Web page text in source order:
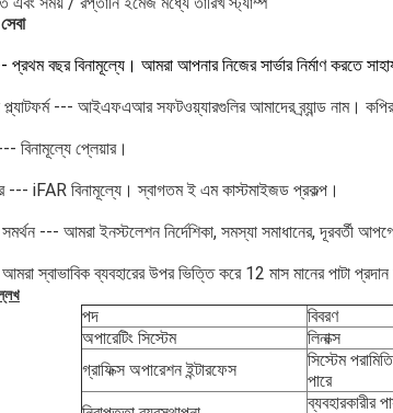
প্রথম বছর বিনামূল্যে। আমরা আপনার নিজের সার্ভার নির্মাণ করতে
--- আইএফএআর সফটওয়্যারগুলির আমাদের ব্র্যান্ড নাম।
বিনামূল্যে প্লেয়ার।
--- iFAR বিনামূল্যে। স্বাগতম ই এম কাস্টমাইজড প্রকল্প।
--- আমরা ইনস্টলেশন নির্দেশিকা, সমস্যা সমাধানের, দূরবর্তী
স্বাভাবিক ব্যবহারের উপর ভিত্তি করে 12 মাস মানের পাটা প্রদান
পদ
বিবরণ
অপারেটিং সিস্টেম
লিনাক্স
গ্রাফিক্স অপারেশন ইন্টারফেস
সিস্টেম
পারে
ব্যবহারকারীর